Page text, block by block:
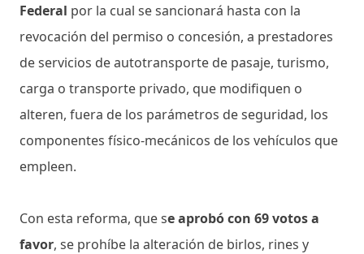
Federal por la cual se sancionará hasta con la
revocación del permiso o concesión, a prestadores
de servicios de autotransporte de pasaje, turismo,
carga o transporte privado, que modifiquen o
alteren, fuera de los parámetros de seguridad, los
componentes físico-mecánicos de los vehículos que
empleen.
Con esta reforma, que se aprobó con 69 votos a
favor, se prohíbe la alteración de birlos, rines y